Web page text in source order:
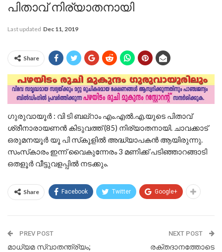
പിതാവ് നിര്യാതനായി
Last updated Dec 11, 2019
Share
ഗുരുവായൂര്‍ : വി ടി ബല്റാം എം.എല്‍.എ.യുടെ പിതാവ്
ശ്രീനാരായണന്‍ കിടുവത്ത് (85) നിര്യാതനായി. ചാവക്കാട്
ഒരുമനയൂര്‍ യൂ പി സ്‌കൂളില്‍ അദ്ധ്യാപകന്‍ ആയിരുന്നു.
സംസ്‌കാരം ഇന്ന് വൈകുന്നേരം 3 മണിക്ക് പടിഞ്ഞാറങ്ങാടി
ഒതളൂര്‍ വീട്ടുവളപ്പില്‍ നടക്കും.
Share Facebook Twitter Google+
PREV POST
മാധ്യമ സ്വാതന്ത്ര്യം;
NEXT POST
രക്തദാനത്തോടെ